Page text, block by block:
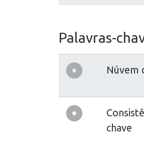
Palavras-
Núvem
chave